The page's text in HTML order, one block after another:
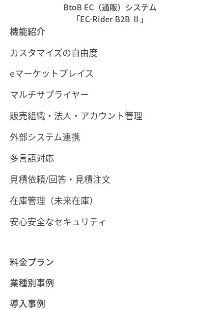
BtoB EC（通販）システム
「EC-Rider B2B Ⅱ」
機能紹介
カスタマイズの自由度
eマーケットプレイス
マルチサプライヤー
販売組織・法人・アカウント管理
外部システム連携
多言語対応
見積依頼/回答・見積注文
在庫管理（未来在庫）
安心安全なセキュリティ
料金プラン
業種別事例
導入事例